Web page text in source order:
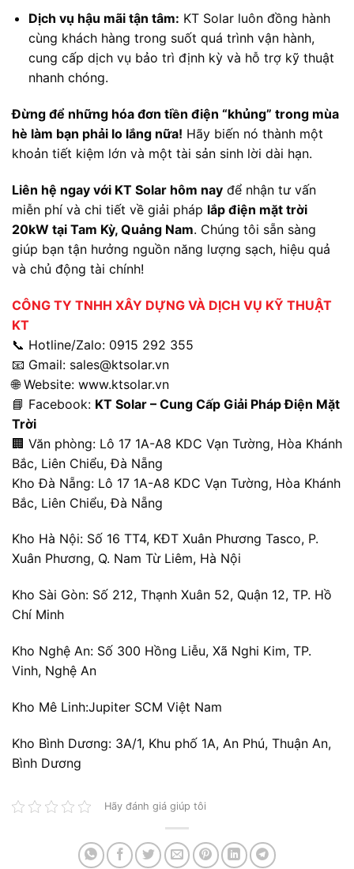
Dịch vụ hậu mãi tận tâm: KT Solar luôn đồng hành
cùng khách hàng trong suốt quá trình vận hành,
cung cấp dịch vụ bảo trì định kỳ và hỗ trợ kỹ thuật
nhanh chóng.
Đừng để những hóa đơn tiền điện “khủng” trong mùa
hè làm bạn phải lo lắng nữa! Hãy biến nó thành một
khoản tiết kiệm lớn và một tài sản sinh lời dài hạn.
Liên hệ ngay với KT Solar hôm nay để nhận tư vấn
miễn phí và chi tiết về giải pháp lắp điện mặt trời
20kW tại Tam Kỳ, Quảng Nam. Chúng tôi sẵn sàng
giúp bạn tận hưởng nguồn năng lượng sạch, hiệu quả
và chủ động tài chính!
CÔNG TY TNHH XÂY DỰNG VÀ DỊCH VỤ KỸ THUẬT
KT
📞 Hotline/Zalo: 0915 292 355
📧 Gmail: sales@ktsolar.vn
🌐 Website: www.ktsolar.vn
📘 Facebook: KT Solar – Cung Cấp Giải Pháp Điện Mặt
Trời
🏢 Văn phòng: Lô 17 1A-A8 KDC Vạn Tường, Hòa Khánh
Bắc, Liên Chiểu, Đà Nẵng
Kho Đà Nẵng: Lô 17 1A-A8 KDC Vạn Tường, Hòa Khánh
Bắc, Liên Chiểu, Đà Nẵng
Kho Hà Nội: Số 16 TT4, KĐT Xuân Phương Tasco, P.
Xuân Phương, Q. Nam Từ Liêm, Hà Nội
Kho Sài Gòn: Số 212, Thạnh Xuân 52, Quận 12, TP. Hồ
Chí Minh
Kho Nghệ An: Số 300 Hồng Liễu, Xã Nghi Kim, TP.
Vinh, Nghệ An
Kho Mê Linh:Jupiter SCM Việt Nam
Kho Bình Dương: 3A/1, Khu phố 1A, An Phú, Thuận An,
Bình Dương
Hãy đánh giá giúp tôi